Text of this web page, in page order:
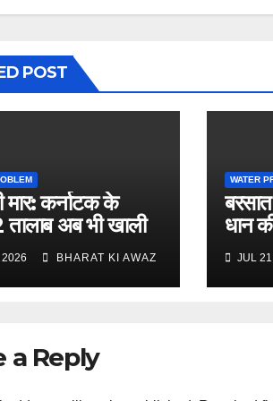
POST
कर्नाटक के
अब भी खाली
BHARAT KI AWAZ
WATER
धान
JUL
a Reply